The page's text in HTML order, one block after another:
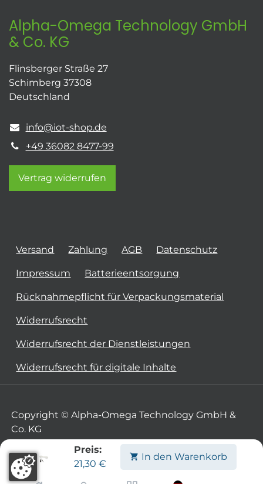
Preis:
21,30 €
In den Warenkorb
Alpha-Omega Technology GmbH
& Co. KG
Flinsberger Straße 27
Schimberg 37308
Deutschland
info@iot-shop.de
+49 36082 8477-99
Vertrag widerrufen
Versand Zahlung AGB Datenschutz
Impressum Batterieentsorgung
Rücknahmepflicht für Verpackungsmaterial
Widerrufsrecht
Widerrufsrecht der Dienstleistungen
Widerrufsrecht für digitale Inhalte
Copyright © Alpha-Omega Technology GmbH &
Co. KG